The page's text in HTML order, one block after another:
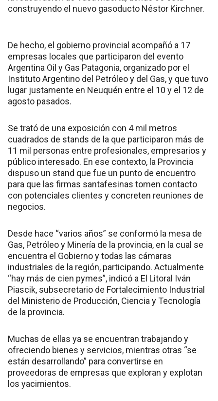
construyendo el nuevo gasoducto Néstor Kirchner.
De hecho, el gobierno provincial acompañó a 17
empresas locales que participaron del evento
Argentina Oil y Gas Patagonia, organizado por el
Instituto Argentino del Petróleo y del Gas, y que tuvo
lugar justamente en Neuquén entre el 10 y el 12 de
agosto pasados.
Se trató de una exposición con 4 mil metros
cuadrados de stands de la que participaron más de
11 mil personas entre profesionales, empresarios y
público interesado. En ese contexto, la Provincia
dispuso un stand que fue un punto de encuentro
para que las firmas santafesinas tomen contacto
con potenciales clientes y concreten reuniones de
negocios.
Desde hace “varios años” se conformó la mesa de
Gas, Petróleo y Minería de la provincia, en la cual se
encuentra el Gobierno y todas las cámaras
industriales de la región, participando. Actualmente
“hay más de cien pymes”, indicó a El Litoral Iván
Piascik, subsecretario de Fortalecimiento Industrial
del Ministerio de Producción, Ciencia y Tecnología
de la provincia.
Muchas de ellas ya se encuentran trabajando y
ofreciendo bienes y servicios, mientras otras “se
están desarrollando” para convertirse en
proveedoras de empresas que exploran y explotan
los yacimientos.